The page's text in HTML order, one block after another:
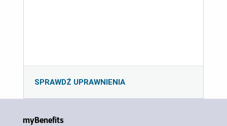
SPRAWDŹ UPRAWNIENIA
myBenefits